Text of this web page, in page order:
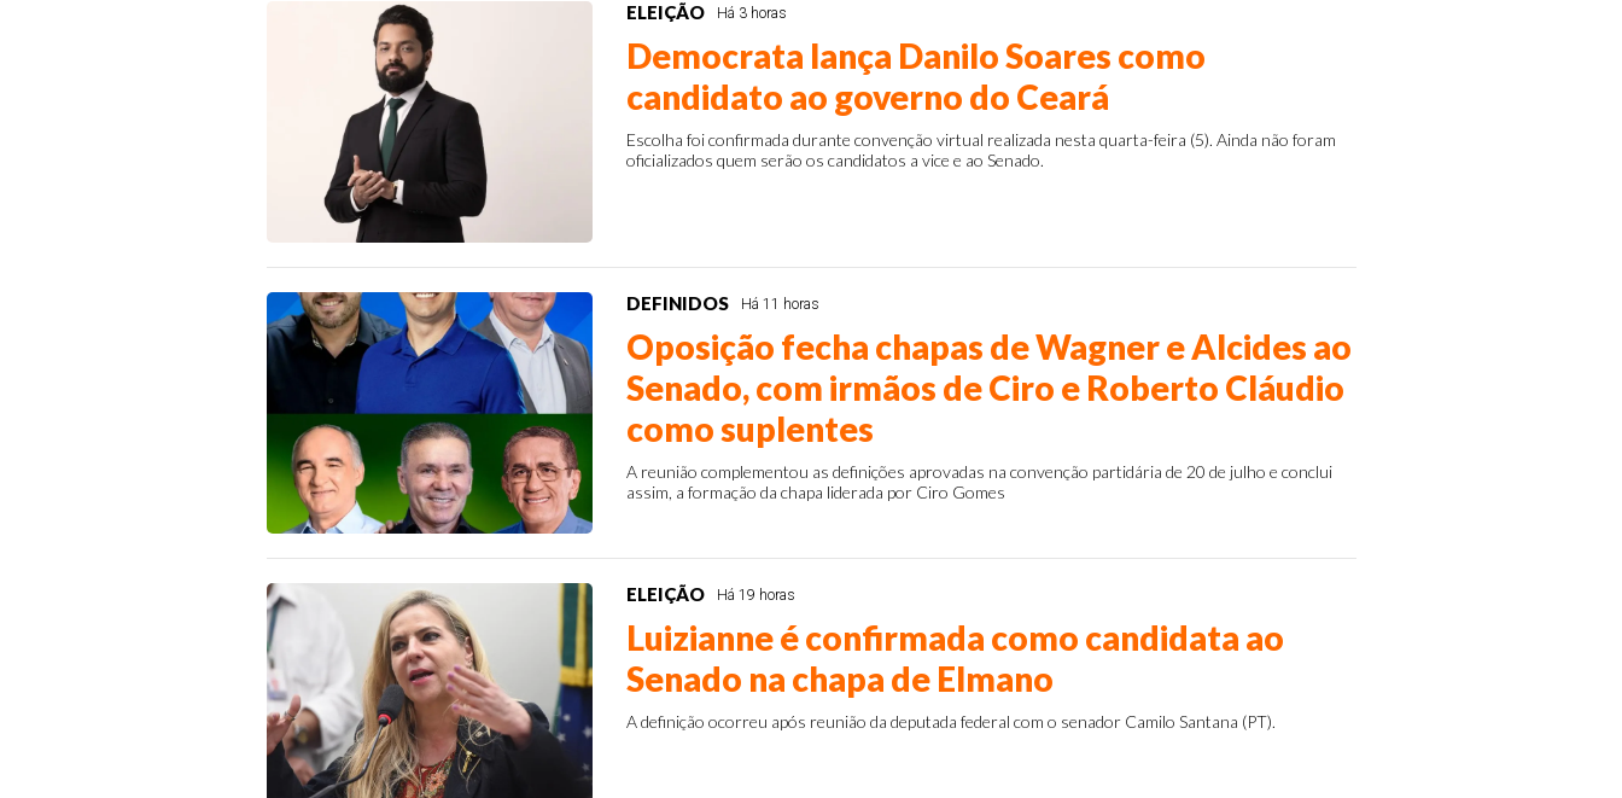
ELEIÇÃO Há 3 horas
Democrata lança Danilo Soares como
candidato ao governo do Ceará
Escolha foi confirmada durante convenção virtual realizada nesta quarta-feira (5). Ainda não foram
oficializados quem serão os candidatos a vice e ao Senado.
DEFINIDOS Há 11 horas
Oposição fecha chapas de Wagner e Alcides ao
Senado, com irmãos de Ciro e Roberto Cláudio
como suplentes
A reunião complementou as definições aprovadas na convenção partidária de 20 de julho e conclui
assim, a formação da chapa liderada por Ciro Gomes
ELEIÇÃO Há 19 horas
Luizianne é confirmada como candidata ao
Senado na chapa de Elmano
A definição ocorreu após reunião da deputada federal com o senador Camilo Santana (PT).